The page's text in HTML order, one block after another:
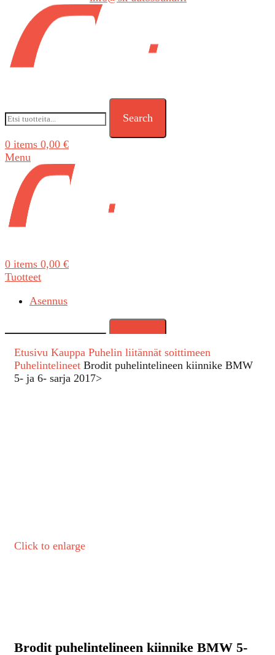
Search
0 items 0,00 €
Menu
0 items 0,00 €
Tuotteet
Asennus
Etusivu Kauppa Puhelin liitännät soittimeen
Puhelintelineet Brodit puhelintelineen kiinnike BMW
5- ja 6- sarja 2017>
Click to enlarge
Brodit puhelintelineen kiinnike BMW 5-